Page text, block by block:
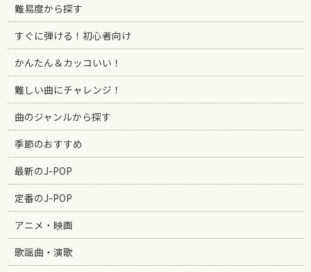
難易度から探す
すぐに弾ける！初心者向け
かんたん＆カッコいい！
難しい曲にチャレンジ！
曲のジャンルから探す
季節のおすすめ
最新のJ-POP
定番のJ-POP
アニメ・映画
歌謡曲・演歌